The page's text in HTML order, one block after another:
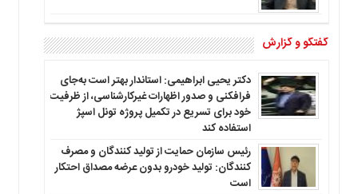
گفتگو و گزارش
دکتر یحیی ابراهیمی: استاندار بهتر است به‌جای
فرافکنی و صدور اظهارات غیرکارشناسی، از ظرفیت
خود برای تسریع در تکمیل پروژه تونل اسپژ
استفاده کند
رئیس سازمان حمایت از تولید کنندگان و مصرف
کنندگان: تولید خودرو بدون عرضه مصداق احتکار
است